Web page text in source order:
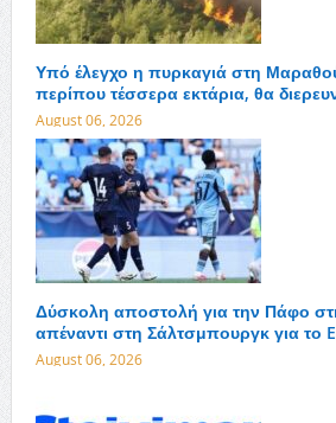
Υπό έλεγχο η πυρκαγιά στη
περίπου τέσσερα εκτάρια, θα
August 06, 2026
Δύσκολη αποστολή για την Πάφο
απέναντι στη Σάλτσμπουργκ για το
August 06, 2026